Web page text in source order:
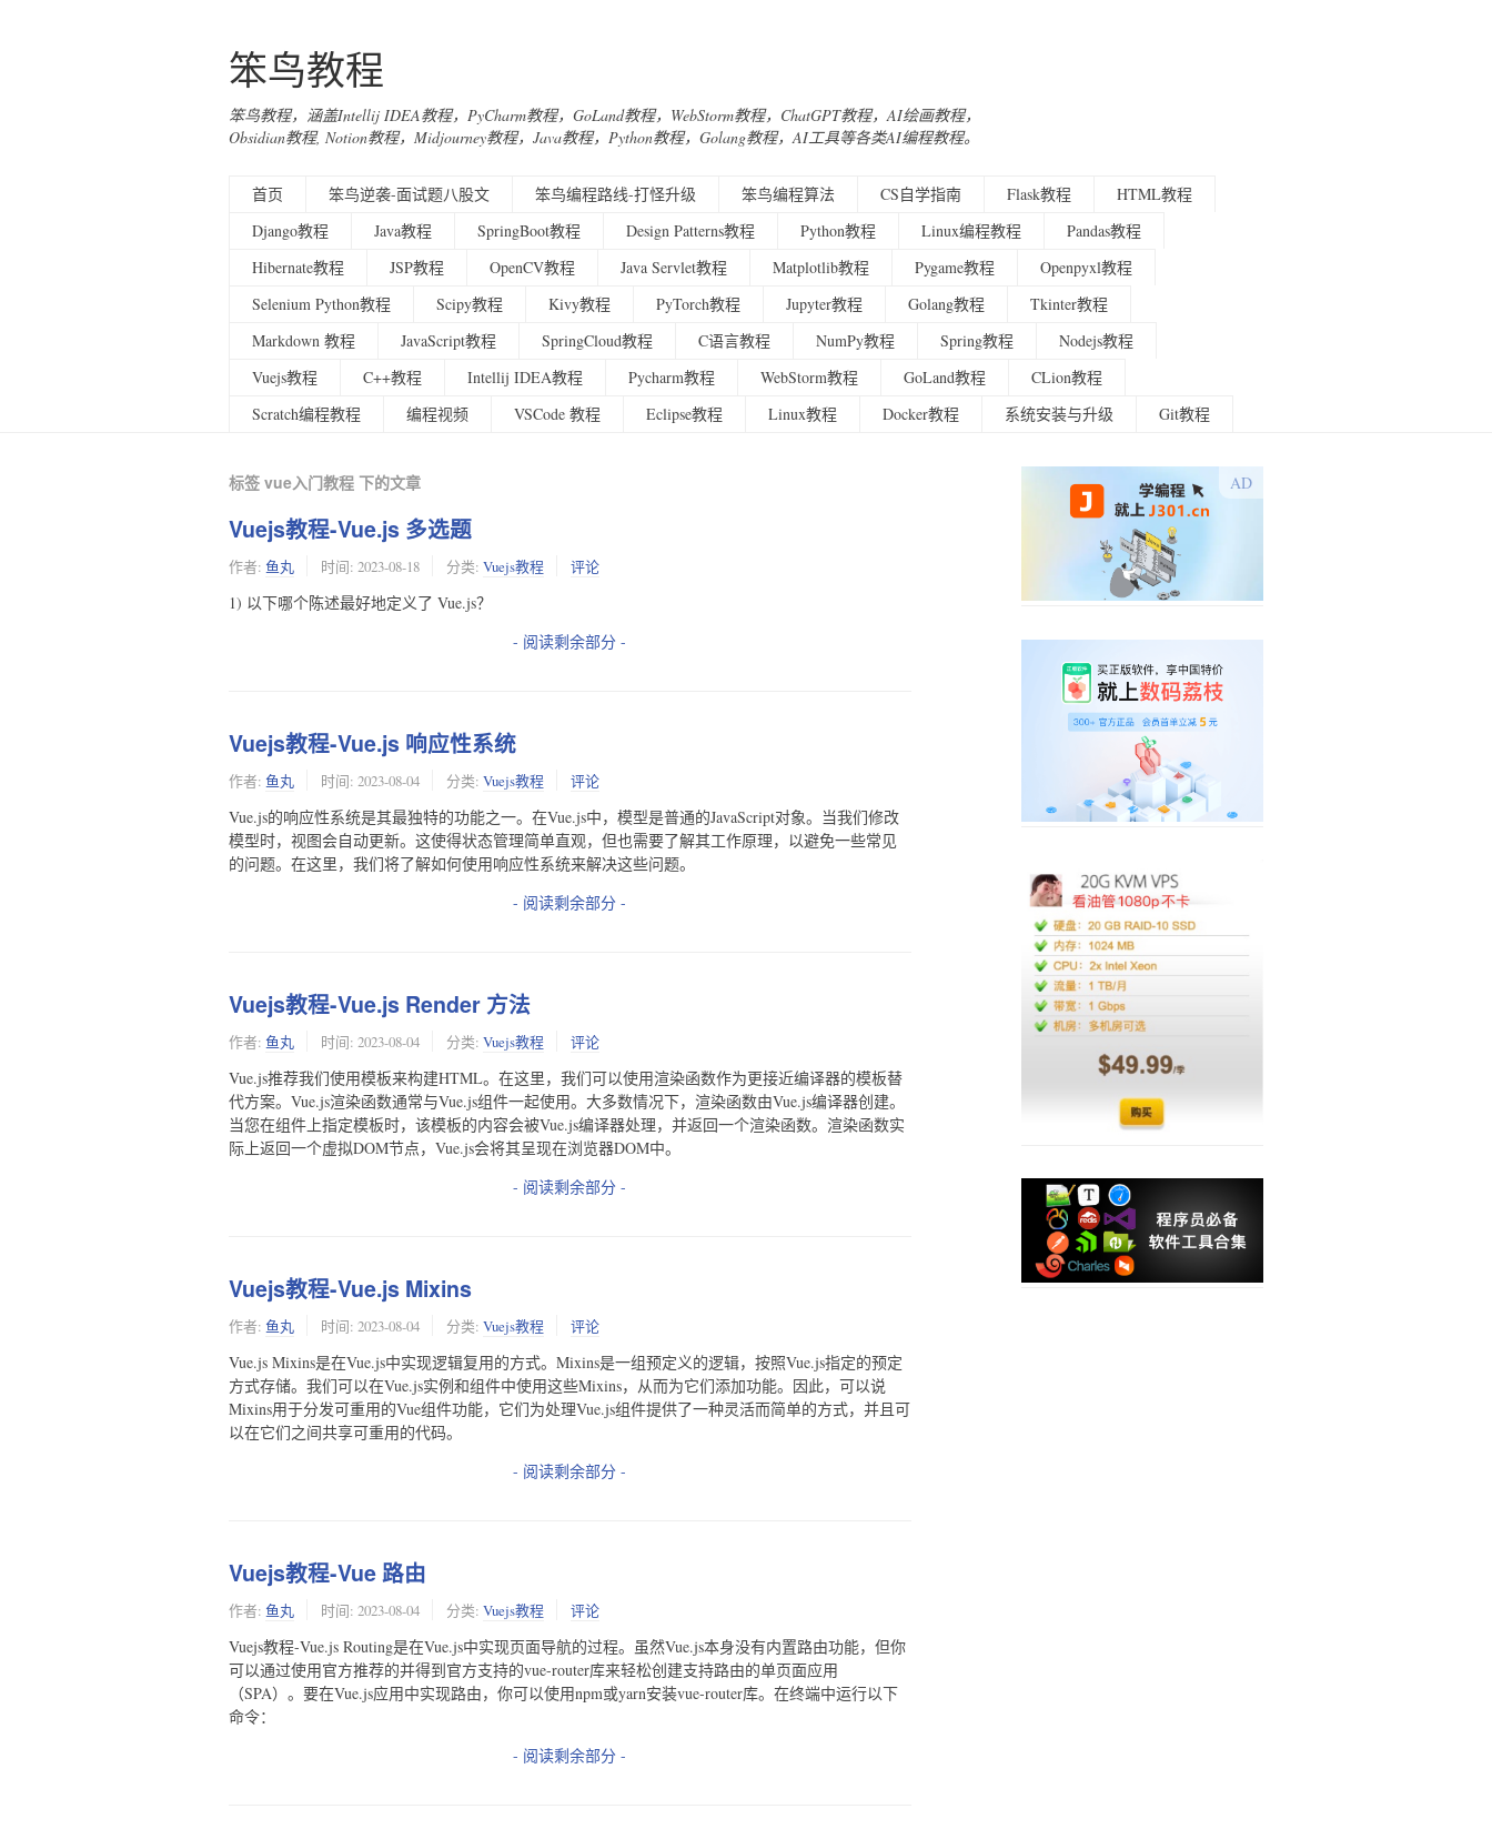
笨鸟教程
笨鸟教程，涵盖Intellij IDEA教程，PyCharm教程，GoLand教程，WebStorm教程，ChatGPT教程，AI绘画教程，
Obsidian教程, Notion教程，Midjourney教程，Java教程，Python教程，Golang教程，AI工具等各类AI编程教程。
首页 笨鸟逆袭-面试题八股文 笨鸟编程路线-打怪升级 笨鸟编程算法 CS自学指南 Flask教程
HTML教程
Django教程
Java教程 SpringBoot教程 Design Patterns教程 Python教程 Linux编程教程
Pandas教程
Hibernate教程
JSP教程 OpenCV教程 Java Servlet教程 Matplotlib教程 Pygame教程
Openpyxl教程
Selenium Python教程
Scipy教程 Kivy教程 PyTorch教程 Jupyter教程 Golang教程
Tkinter教程
Markdown 教程
JavaScript教程 SpringCloud教程 C语言教程 NumPy教程 Spring教程
Nodejs教程
Vuejs教程
C++教程 Intellij IDEA教程 Pycharm教程 WebStorm教程 GoLand教程
CLion教程
Scratch编程教程
编程视频 VSCode 教程 Eclipse教程 Linux教程 Docker教程 系统安装与升级 Git教程
标签 vue入门教程 下的文章
Vuejs教程-Vue.js 多选题
作者: 鱼丸 时间: 2023-08-18 分类: Vuejs教程 评论
1) 以下哪个陈述最好地定义了 Vue.js？
- 阅读剩余部分 -
Vuejs教程-Vue.js 响应性系统
作者: 鱼丸 时间: 2023-08-04 分类: Vuejs教程 评论
Vue.js的响应性系统是其最独特的功能之一。在Vue.js中，模型是普通的JavaScript对象。当我们修改
模型时，视图会自动更新。这使得状态管理简单直观，但也需要了解其工作原理，以避免一些常见
的问题。在这里，我们将了解如何使用响应性系统来解决这些问题。
- 阅读剩余部分 -
Vuejs教程-Vue.js Render 方法
作者: 鱼丸 时间: 2023-08-04 分类: Vuejs教程 评论
Vue.js推荐我们使用模板来构建HTML。在这里，我们可以使用渲染函数作为更接近编译器的模板替
代方案。Vue.js渲染函数通常与Vue.js组件一起使用。大多数情况下，渲染函数由Vue.js编译器创建。
当您在组件上指定模板时，该模板的内容会被Vue.js编译器处理，并返回一个渲染函数。渲染函数实
际上返回一个虚拟DOM节点，Vue.js会将其呈现在浏览器DOM中。
- 阅读剩余部分 -
Vuejs教程-Vue.js Mixins
作者: 鱼丸 时间: 2023-08-04 分类: Vuejs教程 评论
Vue.js Mixins是在Vue.js中实现逻辑复用的方式。Mixins是一组预定义的逻辑，按照Vue.js指定的预定
方式存储。我们可以在Vue.js实例和组件中使用这些Mixins，从而为它们添加功能。因此，可以说
Mixins用于分发可重用的Vue组件功能，它们为处理Vue.js组件提供了一种灵活而简单的方式，并且可
以在它们之间共享可重用的代码。
- 阅读剩余部分 -
Vuejs教程-Vue 路由
作者: 鱼丸 时间: 2023-08-04 分类: Vuejs教程 评论
Vuejs教程-Vue.js Routing是在Vue.js中实现页面导航的过程。虽然Vue.js本身没有内置路由功能，但你
可以通过使用官方推荐的并得到官方支持的vue-router库来轻松创建支持路由的单页面应用
（SPA）。要在Vue.js应用中实现路由，你可以使用npm或yarn安装vue-router库。在终端中运行以下
命令：
- 阅读剩余部分 -